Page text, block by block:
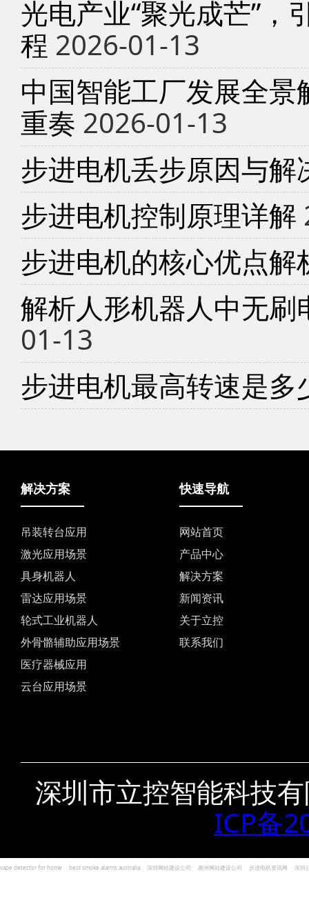
光电产业“聚光成芒”，
程 2026-01-13
中国智能工厂发展全
重奏 2026-01-13
步进电机丢步原因与解
步进电机控制原理详解
步进电机的核心优点解
解析人形机器人中无
01-13
步进电机最高转速是多
解决方案
吊装转台应用
激光应用场景
具身机器人
雷达应用场景
轮式工业机器人
外骨骼辅助应用场景
医疗器械应用
云台应用场景
快速导航
网站首页
产品中心
解决方案
新闻资讯
关于立控
联系我们
深圳市立控智能科技
ICP备
vape detector for home best smoke alarms australia 深圳网站建设公司 惠州网站建设公司 步进电机资讯网 深圳